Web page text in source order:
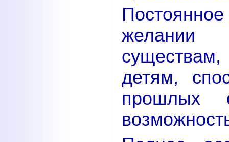
желании
детям,
прошлых